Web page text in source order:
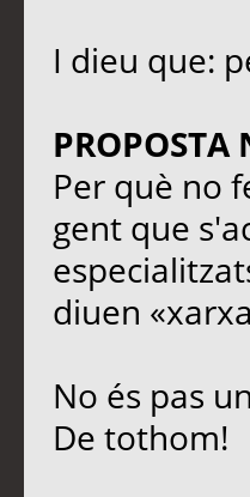
I dieu que:
PROPOSTA
Per què no
gent que
diuen
No és pas
De tothom!